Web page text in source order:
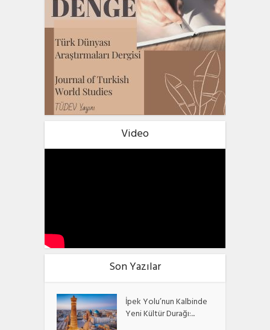
Video
Son Yazılar
İpek Yolu’nun Kalbinde
Yeni Kültür Durağı:...